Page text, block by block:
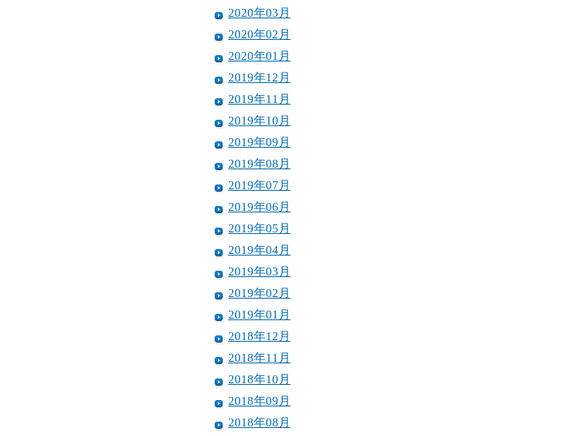
2020年03月
2020年02月
2020年01月
2019年12月
2019年11月
2019年10月
2019年09月
2019年08月
2019年07月
2019年06月
2019年05月
2019年04月
2019年03月
2019年02月
2019年01月
2018年12月
2018年11月
2018年10月
2018年09月
2018年08月